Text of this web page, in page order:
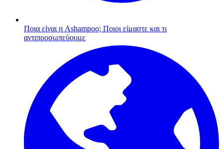
Ποια είναι η Ashampoo; Ποιοι είμαστε και τι
αντιπροσωπεύουμε